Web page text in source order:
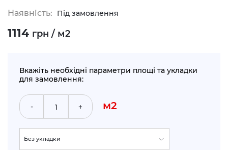
Наявність: Під замовлення
1114 грн / м2
Вкажіть необхідні параметри площі та укладки
для замовлення:
- + м2
Без укладки